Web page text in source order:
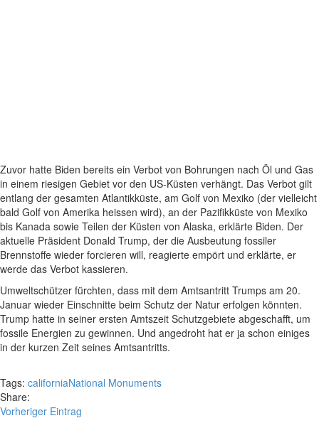
Zuvor hatte Biden bereits ein Verbot von Bohrungen nach Öl und Gas
in einem riesigen Gebiet vor den US-Küsten verhängt. Das Verbot gilt
entlang der gesamten Atlantikküste, am Golf von Mexiko (der vielleicht
bald Golf von Amerika heissen wird), an der Pazifikküste von Mexiko
bis Kanada sowie Teilen der Küsten von Alaska, erklärte Biden. Der
aktuelle Präsident Donald Trump, der die Ausbeutung fossiler
Brennstoffe wieder forcieren will, reagierte empört und erklärte, er
werde das Verbot kassieren.
Umweltschützer fürchten, dass mit dem Amtsantritt Trumps am 20.
Januar wieder Einschnitte beim Schutz der Natur erfolgen könnten.
Trump hatte in seiner ersten Amtszeit Schutzgebiete abgeschafft, um
fossile Energien zu gewinnen. Und angedroht hat er ja schon einiges
in der kurzen Zeit seines Amtsantritts.
Tags: californiaNational Monuments
Share:
Vorheriger Eintrag